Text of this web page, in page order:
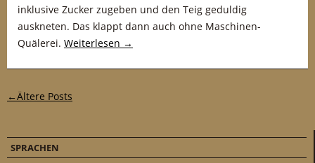
inklusive Zucker zugeben und den Teig geduldig
auskneten. Das klappt dann auch ohne Maschinen-
Quälerei. Weiterlesen →
Post-Navigation
←Ältere Posts
SPRACHEN